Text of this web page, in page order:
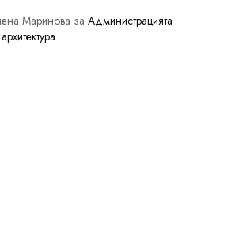
Маринова за Администрацията